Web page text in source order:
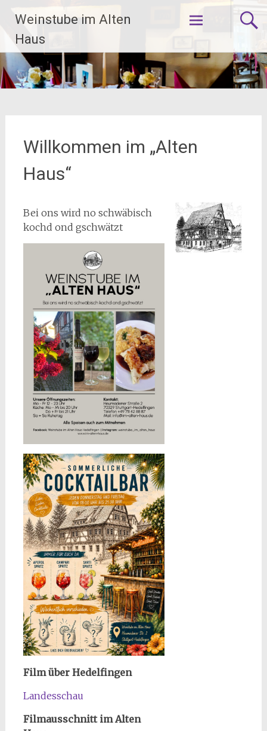
Inhalt
springen
Weinstube im Alten
Haus
Willkommen im „Alten
Haus“
Bei ons wird no schwäbisch
kochd ond gschwätzt
Film über Hedelfingen
Landesschau
Filmausschnitt im Alten